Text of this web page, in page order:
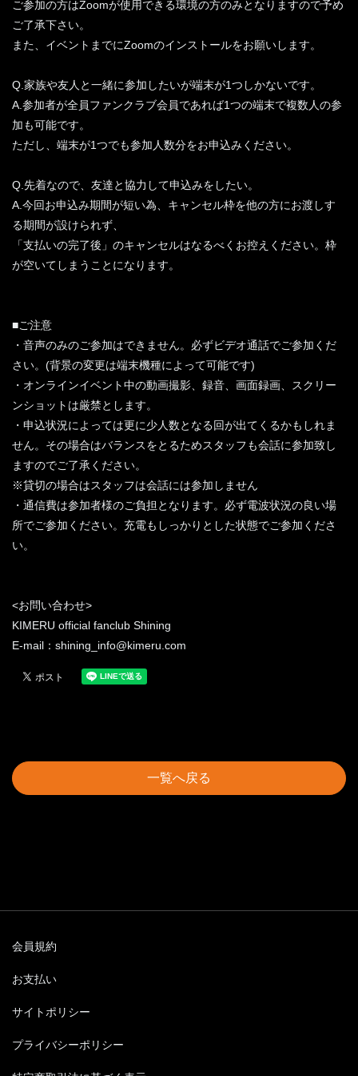
ご参加の方はZoomが使用できる環境の方のみとなりますので予め
ご了承下さい。
また、イベントまでにZoomのインストールをお願いします。
Q.家族や友人と一緒に参加したいが端末が1つしかないです。
A.参加者が全員ファンクラブ会員であれば1つの端末で複数人の参
加も可能です。
ただし、端末が1つでも参加人数分をお申込みください。
Q.先着なので、友達と協力して申込みをしたい。
A.今回お申込み期間が短い為、キャンセル枠を他の方にお渡しす
る期間が設けられず、
「支払いの完了後」のキャンセルはなるべくお控えください。枠
が空いてしまうことになります。
■ご注意
・音声のみのご参加はできません。必ずビデオ通話でご参加くだ
さい。(背景の変更は端末機種によって可能です)
・オンラインイベント中の動画撮影、録音、画面録画、スクリー
ンショットは厳禁とします。
・申込状況によっては更に少人数となる回が出てくるかもしれま
せん。その場合はバランスをとるためスタッフも会話に参加致し
ますのでご了承ください。
※貸切の場合はスタッフは会話には参加しません
・通信費は参加者様のご負担となります。必ず電波状況の良い場
所でご参加ください。充電もしっかりとした状態でご参加くださ
い。
<お問い合わせ>
KIMERU official fanclub Shining
E-mail：shining_info@kimeru.com
一覧へ戻る
会員規約
お支払い
サイトポリシー
プライバシーポリシー